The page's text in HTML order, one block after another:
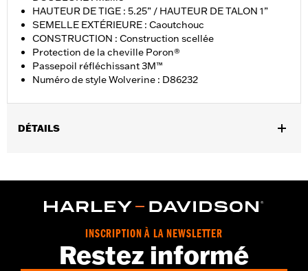
HAUTEUR DE TIGE : 5.25” / HAUTEUR DE TALON 1”
SEMELLE EXTÉRIEURE : Caoutchouc
CONSTRUCTION : Construction scellée
Protection de la cheville Poron®
Passepoil réfléchissant 3M™
Numéro de style Wolverine : D86232
DÉTAILS
GARANTIE:Garantie du fabricant international Wolverine -
Origine:Importé
Dimension Description:HAUTEUR DE TIGE : 5.25” / HAUTEUR
DE TALON 1”
INSCRIPTION À LA NEWSLETTER
Restez informé